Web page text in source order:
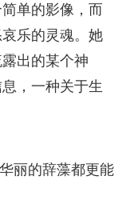
单的影像，而
乐的灵魂。她
出的某个神
，一种关于生
丽的辞藻都更能